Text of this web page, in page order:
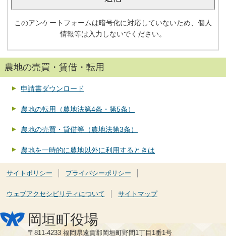
このアンケートフォームは暗号化に対応していないため、個人
情報等は入力しないでください。
農地の売買・賃借・転用
申請書ダウンロード
農地の転用（農地法第4条・第5条）
農地の売買・貸借等（農地法第3条）
農地を一時的に農地以外に利用するときは
サイトポリシー プライバシーポリシー
ウェブアクセシビリティについて サイトマップ
岡垣町役場
〒811-4233 福岡県遠賀郡岡垣町野間1丁目1番1号